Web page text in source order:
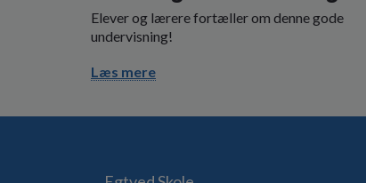
Elever og lærere fortæller om denne gode
undervisning!
Læs mere